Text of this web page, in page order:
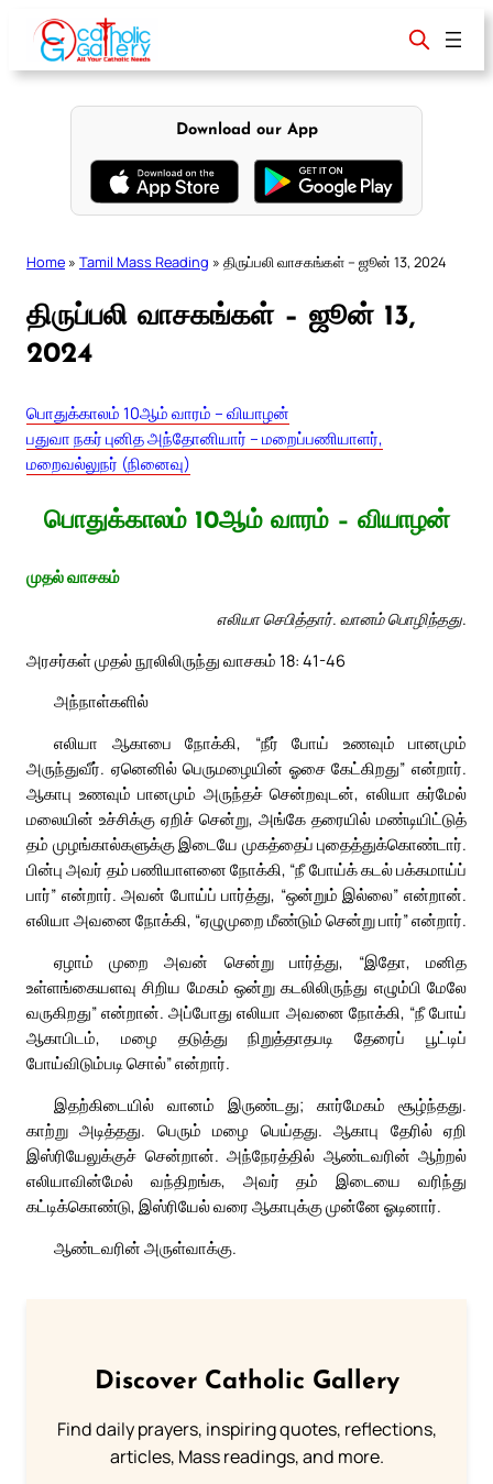
content
Download our App
Home » Tamil Mass Reading » திருப்பலி வாசகங்கள் – ஜூன் 13, 2024
திருப்பலி வாசகங்கள் – ஜூன் 13,
2024
பொதுக்காலம் 10ஆம் வாரம் – வியாழன்
பதுவா நகர் புனித அந்தோனியார் – மறைப்பணியாளர்,
மறைவல்லுநர் (நினைவு)
பொதுக்காலம் 10ஆம் வாரம் – வியாழன்
முதல் வாசகம்
எலியா செபித்தார். வானம் பொழிந்தது.
அரசர்கள் முதல் நூலிலிருந்து வாசகம் 18: 41-46
அந்நாள்களில்
எலியா ஆகாபை நோக்கி, “நீர் போய் உணவும் பானமும்
அருந்துவீர். ஏனெனில் பெருமழையின் ஓசை கேட்கிறது” என்றார்.
ஆகாபு உணவும் பானமும் அருந்தச் சென்றவுடன், எலியா கர்மேல்
மலையின் உச்சிக்கு ஏறிச் சென்று, அங்கே தரையில் மண்டியிட்டுத்
தம் முழங்கால்களுக்கு இடையே முகத்தைப் புதைத்துக்கொண்டார்.
பின்பு அவர் தம் பணியாளனை நோக்கி, “நீ போய்க் கடல் பக்கமாய்ப்
பார்” என்றார். அவன் போய்ப் பார்த்து, “ஒன்றும் இல்லை” என்றான்.
எலியா அவனை நோக்கி, “ஏழுமுறை மீண்டும் சென்று பார்” என்றார்.
ஏழாம் முறை அவன் சென்று பார்த்து, “இதோ, மனித
உள்ளங்கையளவு சிறிய மேகம் ஒன்று கடலிலிருந்து எழும்பி மேலே
வருகிறது” என்றான். அப்போது எலியா அவனை நோக்கி, “நீ போய்
ஆகாபிடம், மழை தடுத்து நிறுத்தாதபடி தேரைப் பூட்டிப்
போய்விடும்படி சொல்” என்றார்.
இதற்கிடையில் வானம் இருண்டது; கார்மேகம் சூழ்ந்தது.
காற்று அடித்தது. பெரும் மழை பெய்தது. ஆகாபு தேரில் ஏறி
இஸ்ரியேலுக்குச் சென்றான். அந்நேரத்தில் ஆண்டவரின் ஆற்றல்
எலியாவின்மேல் வந்திறங்க, அவர் தம் இடையை வரிந்து
கட்டிக்கொண்டு, இஸ்ரியேல் வரை ஆகாபுக்கு முன்னே ஓடினார்.
ஆண்டவரின் அருள்வாக்கு.
Discover Catholic Gallery
Find daily prayers, inspiring quotes, reflections,
articles, Mass readings, and more.